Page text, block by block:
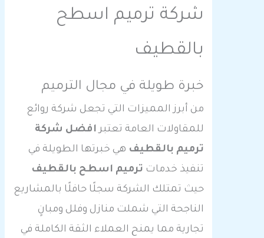
شركة ترميم اسطح
بالقطيف
خبرة طويلة في مجال الترميم
من أبرز المميزات التي تجعل شركة روائع
للمقاولات العامة تعتبرافضل شركة
ترميم بالقطيفهي خبرتها الطويلة في
تنفيذ خدماتترميم اسطح بالقطيف
حيث تمتلك الشركة سجلًا حافلًا بالمشاريع
الناجحة التي شملت منازل وفلل ومبانٍ
تجارية مما يمنح العملاء الثقة الكاملة في